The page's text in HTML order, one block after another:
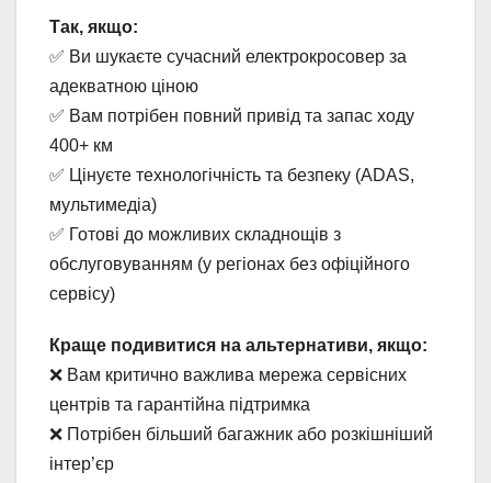
Так, якщо:
✅ Ви шукаєте сучасний електрокросовер за
адекватною ціною
✅ Вам потрібен повний привід та запас ходу
400+ км
✅ Цінуєте технологічність та безпеку (ADAS,
мультимедіа)
✅ Готові до можливих складнощів з
обслуговуванням (у регіонах без офіційного
сервісу)
Краще подивитися на альтернативи, якщо:
❌ Вам критично важлива мережа сервісних
центрів та гарантійна підтримка
❌ Потрібен більший багажник або розкішніший
інтер’єр